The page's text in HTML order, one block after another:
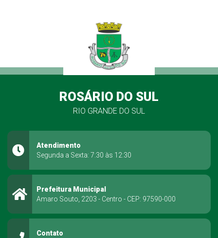
ROSÁRIO DO SUL
RIO GRANDE DO SUL
Atendimento
Segunda a Sexta: 7:30 às 12:30
Prefeitura Municipal
Amaro Souto, 2203 - Centro - CEP: 97590-000
Contato